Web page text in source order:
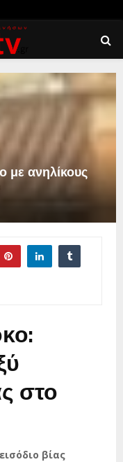
με ανηλίκους
στο
βίας